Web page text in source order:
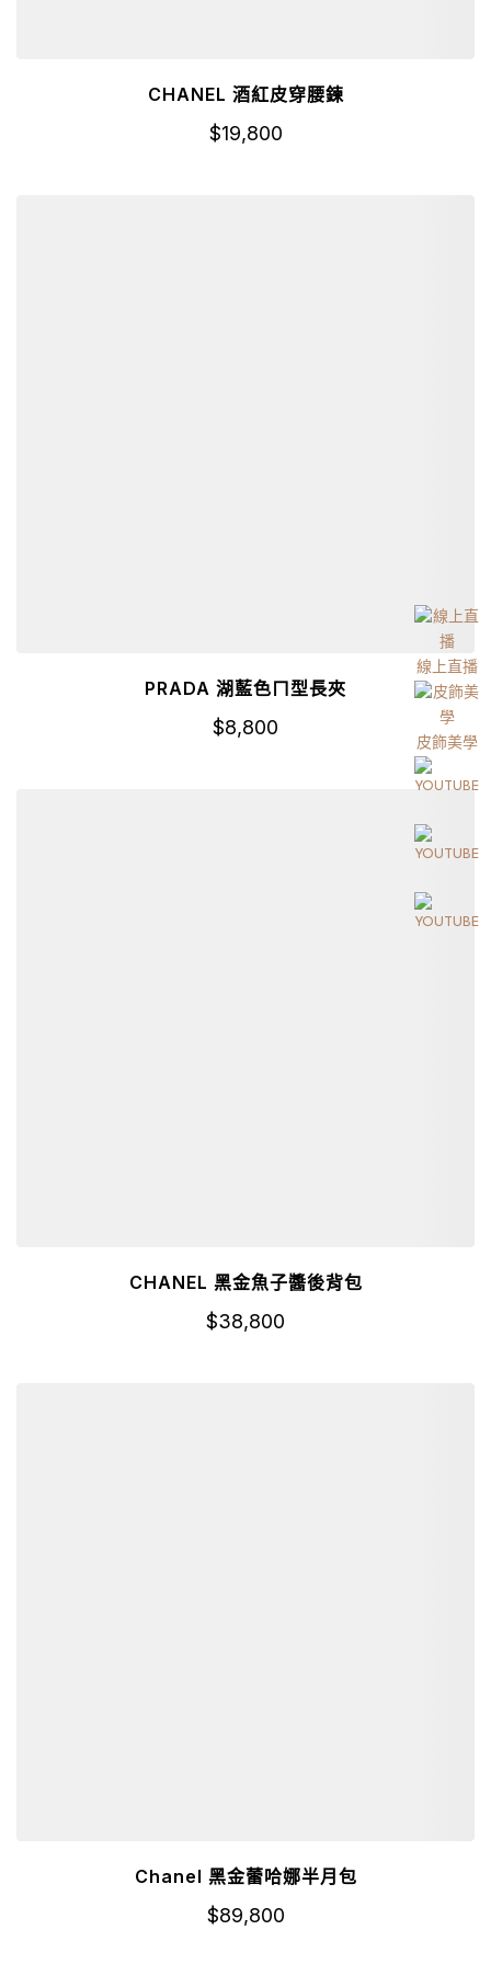
CHANEL 酒紅皮穿腰鍊
$19,800
PRADA 湖藍色ㄇ型長夾
$8,800
CHANEL 黑金魚子醬後背包
$38,800
Chanel 黑金蕾哈娜半月包
$89,800
線上直播
皮飾美學